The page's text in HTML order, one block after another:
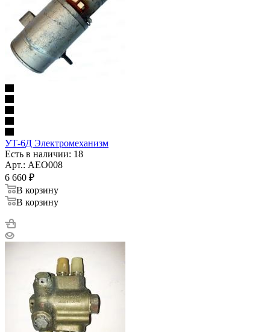
УТ-6Д Электромеханизм
Есть в наличии: 18
Арт.: AEO008
6 660 ₽
В корзину
В корзину